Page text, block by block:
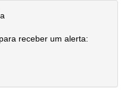
receber um alerta: